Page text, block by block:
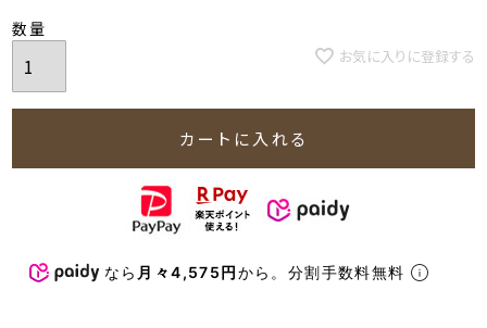
お気に入りに登録する
カートに入れる
なら 月々4,575円から。分割手数料無料